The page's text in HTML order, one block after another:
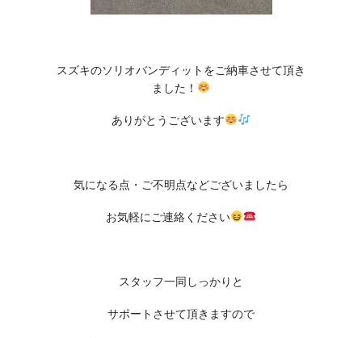
スズキのソリオバンディットをご納車させて頂き
ました！
ありがとうございます
気になる点・ご不明点などございましたら
お気軽にご連絡ください
スタッフ一同しっかりと
サポートさせて頂きますので